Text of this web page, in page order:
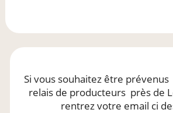
Si vous souhaitez être prévenus
relais de producteurs près de
rentrez votre email ci